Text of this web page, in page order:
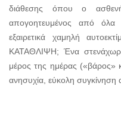
διάθεσης όπου ο
απογοητευμένος από όλα
εξαιρετικά χαμηλή
ΚΑΤΑΘΛΙΨΗ; Ένα
μέρος της ημέρας («βάρος»
ανησυχία, εύκολη συγκίνηση